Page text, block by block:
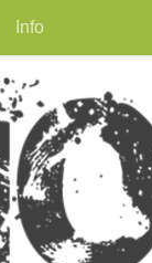
Info